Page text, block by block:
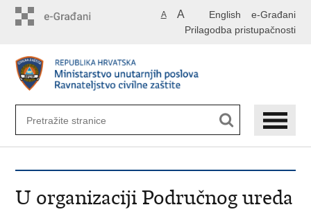
English e-Građani
A A
Prilagodba pristupačnosti
U organizaciji Područnog ureda